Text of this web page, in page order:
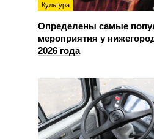
Культура
Определены самые
мероприятия у
2026 года